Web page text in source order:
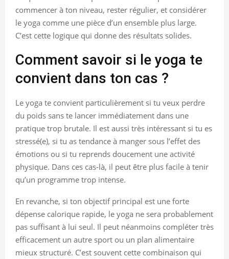
commencer à ton niveau, rester régulier, et considérer
le yoga comme une pièce d’un ensemble plus large.
C’est cette logique qui donne des résultats solides.
Comment savoir si le yoga te
convient dans ton cas ?
Le yoga te convient particulièrement si tu veux perdre
du poids sans te lancer immédiatement dans une
pratique trop brutale. Il est aussi très intéressant si tu es
stressé(e), si tu as tendance à manger sous l’effet des
émotions ou si tu reprends doucement une activité
physique. Dans ces cas-là, il peut être plus facile à tenir
qu’un programme trop intense.
En revanche, si ton objectif principal est une forte
dépense calorique rapide, le yoga ne sera probablement
pas suffisant à lui seul. Il peut néanmoins compléter très
efficacement un autre sport ou un plan alimentaire
mieux structuré. C’est souvent cette combinaison qui